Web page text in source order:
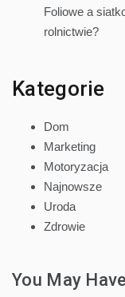
Foliowe a
rolnictwie?
Kategorie
Dom
Marketing
Motoryzacja
Najnowsze
Uroda
Zdrowie
You May